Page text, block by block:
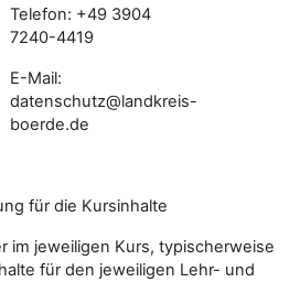
Telefon: +49 3904
7240-4419
E-Mail:
datenschutz@landkreis-
boerde.de
für die Kursinhalte
im jeweiligen Kurs, typischerweise
für den jeweiligen Lehr- und